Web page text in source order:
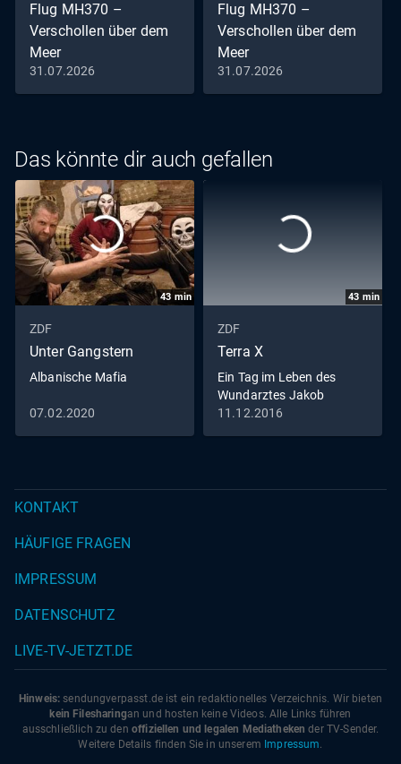
Flug MH370 –
Verschollen über dem
Meer
Staffel 2024, Folge 6: Das
Ende der Reise?
31.07.2026
Flug MH370 –
Verschollen über dem
Meer
Staffel 2024, Folge 5:
Suche nach Antworten
31.07.2026
Das könnte dir auch gefallen
43 min
ZDF
Unter Gangstern
Albanische Mafia
07.02.2020
43 min
ZDF
Terra X
Ein Tag im Leben des
Wundarztes Jakob
Althaus im Jahr 1454
11.12.2016
KONTAKT
HÄUFIGE FRAGEN
IMPRESSUM
DATENSCHUTZ
LIVE-TV-JETZT.DE
Hinweis: sendungverpasst.de ist ein redaktionelles Verzeichnis. Wir bieten
kein Filesharingan und hosten keine Videos. Alle Links führen
ausschließlich zu den offiziellen und legalen Mediatheken der TV-Sender.
Weitere Details finden Sie in unserem Impressum.